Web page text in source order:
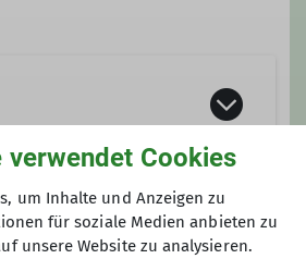
verwendet Cookies
um Inhalte und Anzeigen zu
für soziale Medien anbieten zu
unsere Website zu analysieren.